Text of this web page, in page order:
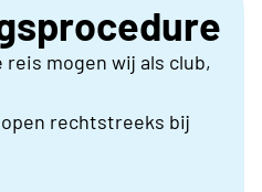
mogen wij als club,
rechtstreeks bij